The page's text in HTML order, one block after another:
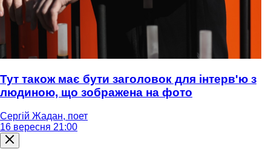
Тут також має бути заголовок для інтерв'ю з
людиною, що зображена на фото
Сергій Жадан, поет
16 вересня 21:00